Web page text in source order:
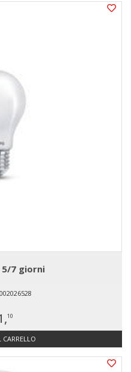
5/7 giorni
10